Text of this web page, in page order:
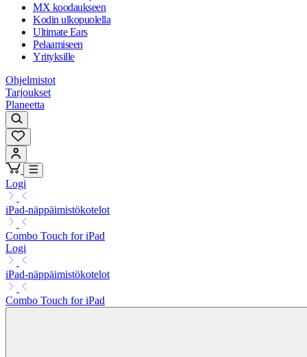
MX koodaukseen
Kodin ulkopuolella
Ultimate Ears
Pelaamiseen
Yrityksille
Ohjelmistot
Tarjoukset
Planeetta
Logi
iPad-näppäimistökotelot
Combo Touch for iPad
Logi
iPad-näppäimistökotelot
Combo Touch for iPad